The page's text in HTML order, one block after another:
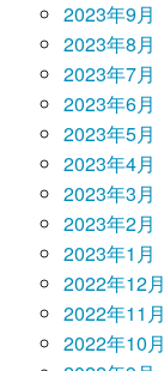
2023年9月
2023年8月
2023年7月
2023年6月
2023年5月
2023年4月
2023年3月
2023年2月
2023年1月
2022年12月
2022年11月
2022年10月